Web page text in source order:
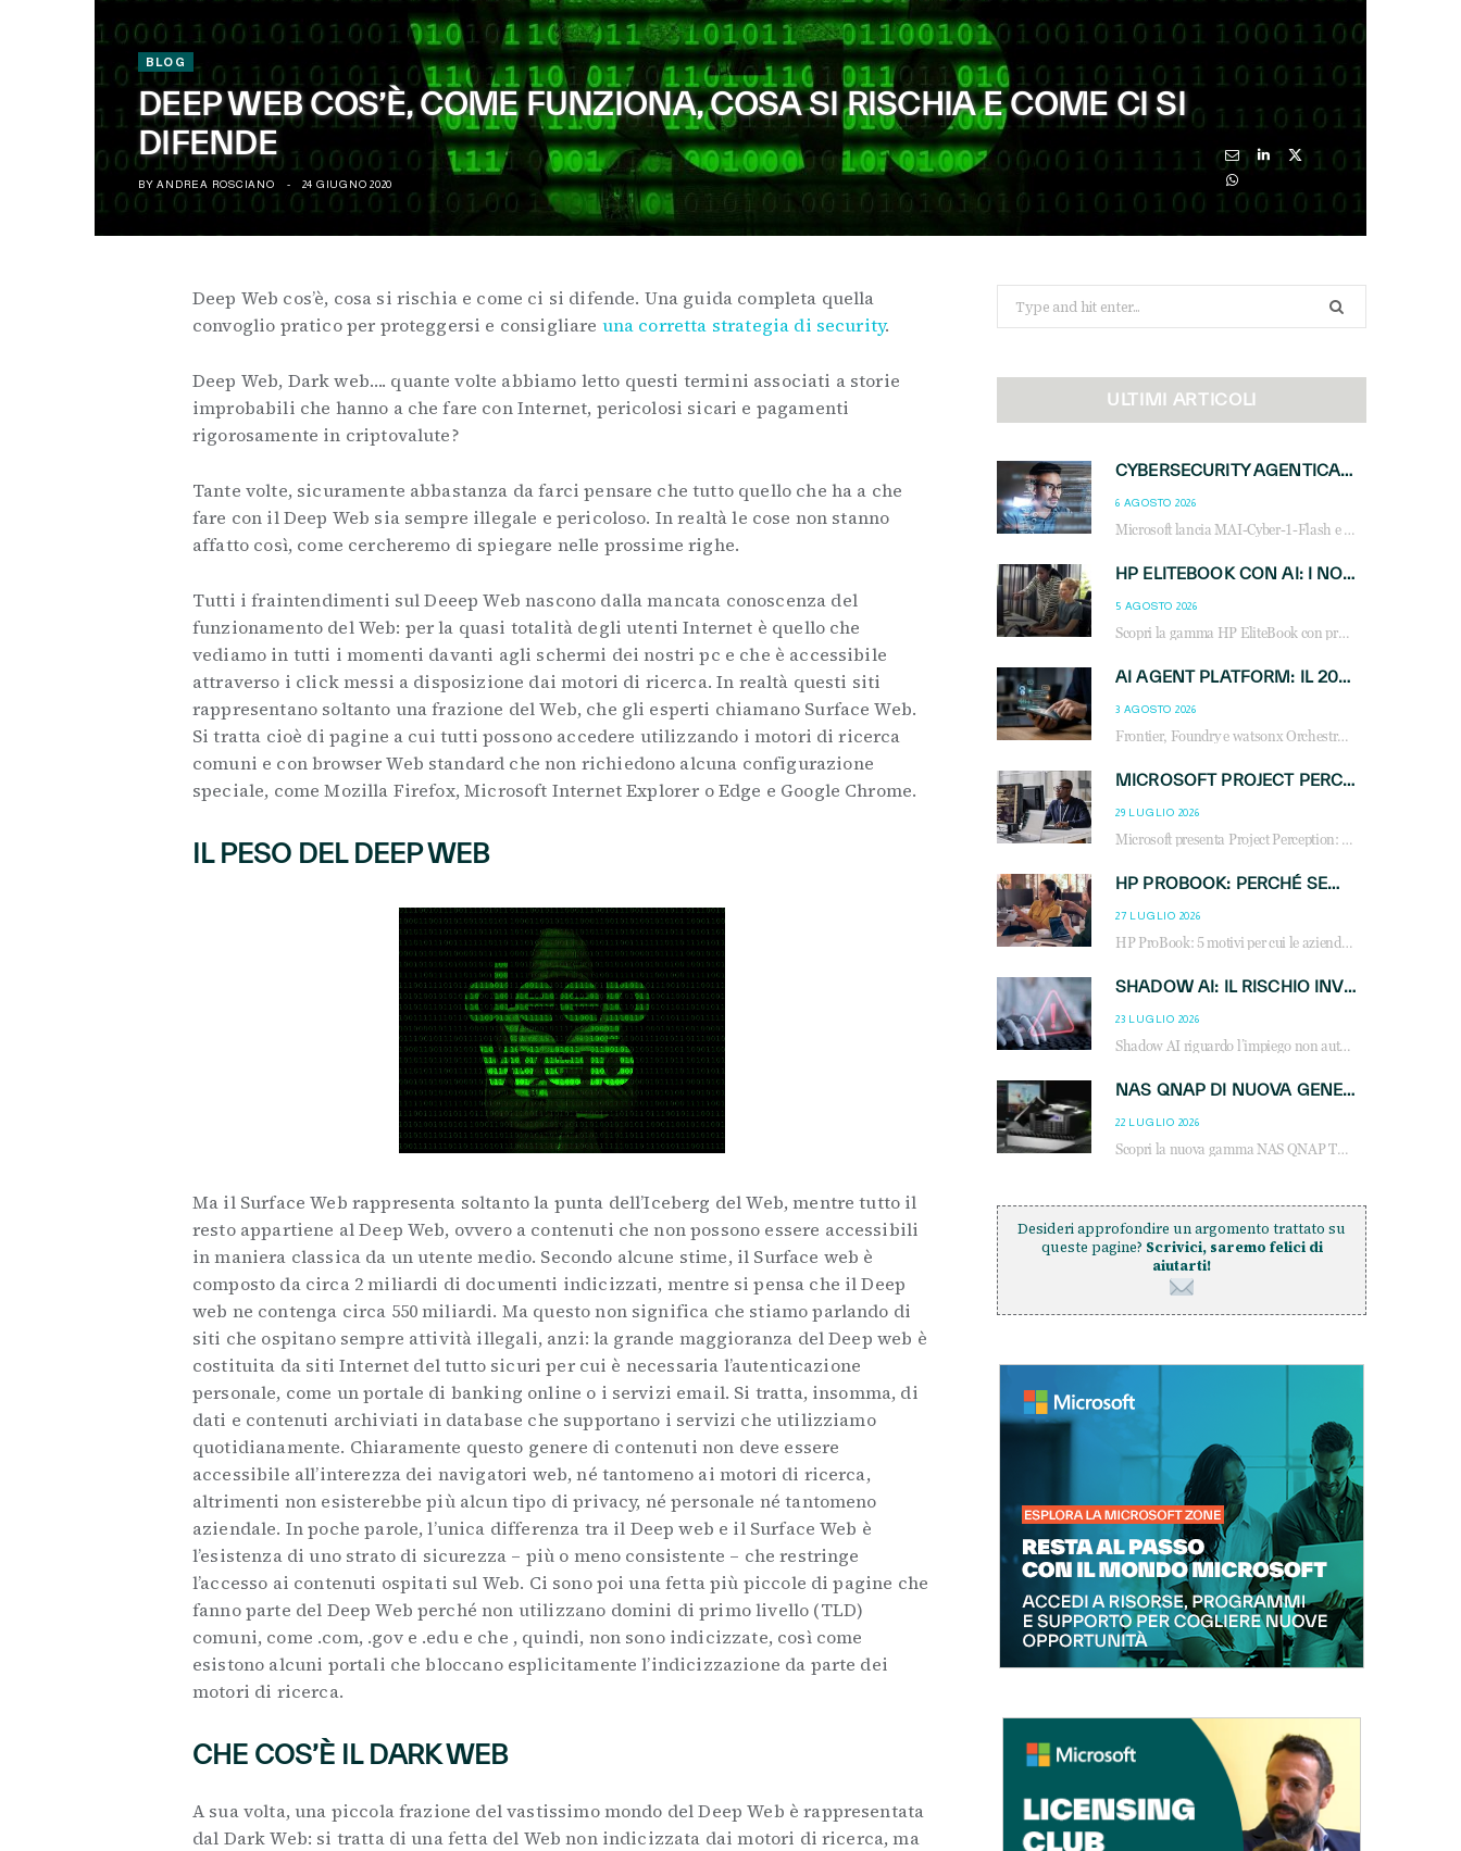
BLOG
DEEP WEB COS’È, COME FUNZIONA, COSA SI RISCHIA E COME CI SI
DIFENDE
BY ANDREA ROSCIANO 24 GIUGNO 2020
Deep Web cos’è, cosa si rischia e come ci si difende. Una guida completa quella
convoglio pratico per proteggersi e consigliare una corretta strategia di security.
Deep Web, Dark web…. quante volte abbiamo letto questi termini associati a storie
improbabili che hanno a che fare con Internet, pericolosi sicari e pagamenti
rigorosamente in criptovalute?
Tante volte, sicuramente abbastanza da farci pensare che tutto quello che ha a che
fare con il Deep Web sia sempre illegale e pericoloso. In realtà le cose non stanno
affatto così, come cercheremo di spiegare nelle prossime righe.
Tutti i fraintendimenti sul Deeep Web nascono dalla mancata conoscenza del
funzionamento del Web: per la quasi totalità degli utenti Internet è quello che
vediamo in tutti i momenti davanti agli schermi dei nostri pc e che è accessibile
attraverso i click messi a disposizione dai motori di ricerca. In realtà questi siti
rappresentano soltanto una frazione del Web, che gli esperti chiamano Surface Web.
Si tratta cioè di pagine a cui tutti possono accedere utilizzando i motori di ricerca
comuni e con browser Web standard che non richiedono alcuna configurazione
speciale, come Mozilla Firefox, Microsoft Internet Explorer o Edge e Google Chrome.
IL PESO DEL DEEP WEB
Ma il Surface Web rappresenta soltanto la punta dell’Iceberg del Web, mentre tutto il
resto appartiene al Deep Web, ovvero a contenuti che non possono essere accessibili
in maniera classica da un utente medio. Secondo alcune stime, il Surface web è
composto da circa 2 miliardi di documenti indicizzati, mentre si pensa che il Deep
web ne contenga circa 550 miliardi. Ma questo non significa che stiamo parlando di
siti che ospitano sempre attività illegali, anzi: la grande maggioranza del Deep web è
costituita da siti Internet del tutto sicuri per cui è necessaria l’autenticazione
personale, come un portale di banking online o i servizi email. Si tratta, insomma, di
dati e contenuti archiviati in database che supportano i servizi che utilizziamo
quotidianamente. Chiaramente questo genere di contenuti non deve essere
accessibile all’interezza dei navigatori web, né tantomeno ai motori di ricerca,
altrimenti non esisterebbe più alcun tipo di privacy, né personale né tantomeno
aziendale. In poche parole, l’unica differenza tra il Deep web e il Surface Web è
l’esistenza di uno strato di sicurezza – più o meno consistente – che restringe
l’accesso ai contenuti ospitati sul Web. Ci sono poi una fetta più piccole di pagine che
fanno parte del Deep Web perché non utilizzano domini di primo livello (TLD)
comuni, come .com, .gov e .edu e che , quindi, non sono indicizzate, così come
esistono alcuni portali che bloccano esplicitamente l’indicizzazione da parte dei
motori di ricerca.
CHE COS’È IL DARK WEB
A sua volta, una piccola frazione del vastissimo mondo del Deep Web è rappresentata
dal Dark Web: si tratta di una fetta del Web non indicizzata dai motori di ricerca, ma
for:
ULTIMI ARTICOLI
CYBERSECURITY AGENTICA: CON PERCEPTION E MAI-CYBER-1-FLASH MICROSOFT APRE NUOVI SERVIZI PER IL CANALE
6 AGOSTO 2026
Microsoft lancia MAI-Cyber-1-Flash e Perception: cybersecurity agentica in preview dal 3 novembre. Cosa cambia per MSP, system integrator e reseller.
HP ELITEBOOK CON AI: I NOTEBOOK BUSINESS INTELLIGENTI CHE TRASFORMANO PRODUTTIVITÀ, SICUREZZA E LAVORO IBRIDO
5 AGOSTO 2026
Scopri la gamma HP EliteBook con processori Intel® Core™ Ultra e AMD Ryzen™ AI. Notebook business progettati per aumentare la produttività, migliorare la collaborazione e garantire sicurezza avanzata in ufficio e in mobilità.
AI AGENT PLATFORM: IL 2026 È L’ANNO DEL «SISTEMA OPERATIVO» PER GLI AGENTI AZIENDALI
3 AGOSTO 2026
Frontier, Foundry e watsonx Orchestrate: la guerra delle piattaforme AI agent ridisegna il mercato IT. Cosa cambia per reseller, MSP e system integrator.
MICROSOFT PROJECT PERCEPTION: COME GLI AGENTI AI CAMBIERANNO SOC, CYBERSECURITY E SERVIZI MSP
29 LUGLIO 2026
Microsoft presenta Project Perception: scopri come gli agenti AI possono trasformare cybersecurity, SOC e servizi gestiti degli MSP.
HP PROBOOK: PERCHÉ SEMPRE PIÙ AZIENDE SCELGONO NOTEBOOK PROGETTATI PER IL LAVORO MODERNO
27 LUGLIO 2026
HP ProBook: 5 motivi per cui le aziende scelgono i notebook business HP per migliorare produttività, sicurezza e gestione dell’AI.
SHADOW AI: IL RISCHIO INVISIBILE CHE LE AZIENDE POSSONO GOVERNARE
23 LUGLIO 2026
Shadow AI riguardo l’impiego non autorizzato di sistemi AI all’interno dell’azienda. E’ una pratica che si diffonde a partire dai dipendenti fino ai dirigenti e mette a repentaglio la cybersecurity, con costi più elevati per le organizzazioni. Due recenti report illustrano il fenomeno e forniscono dati in merito
NAS QNAP DI NUOVA GENERAZIONE: PIÙ PRESTAZIONI, SCALABILITÀ E PROTEZIONE DEI DATI PER LE INFRASTRUTTURE IT MODERNE
22 LUGLIO 2026
Scopri la nuova gamma NAS QNAP TS-h1465U-RP, TS-h1065eU e TS-h665U: storage aziendale con ZFS, DDR5, E1.S NVMe e connettività 2.5GbE per backup, virtualizzazione e cybersecurity.
Desideri approfondire un argomento trattato su
queste pagine? Scrivici, saremo felici di
aiutarti!